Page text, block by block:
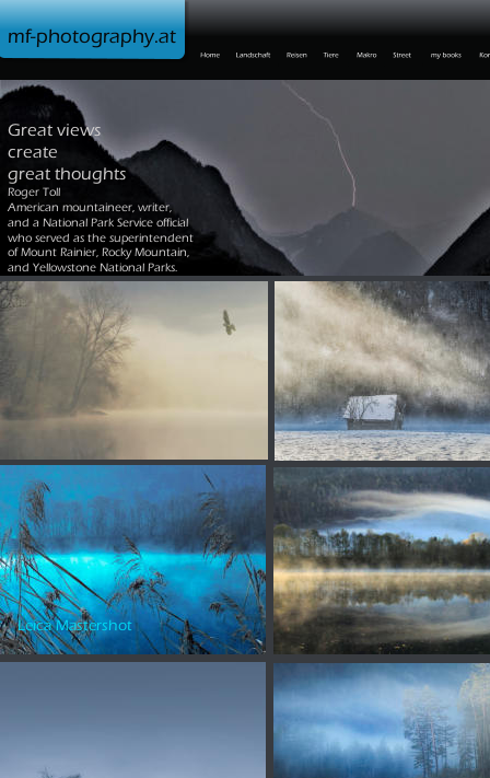
mf-photography.at
Great views
create
great thoughts
Roger Toll
American mountaineer, writer,
and a National Park Service official
who served as the superintendent
of Mount Rainier, Rocky Mountain,
and Yellowstone National Parks.
Leica Mastershot